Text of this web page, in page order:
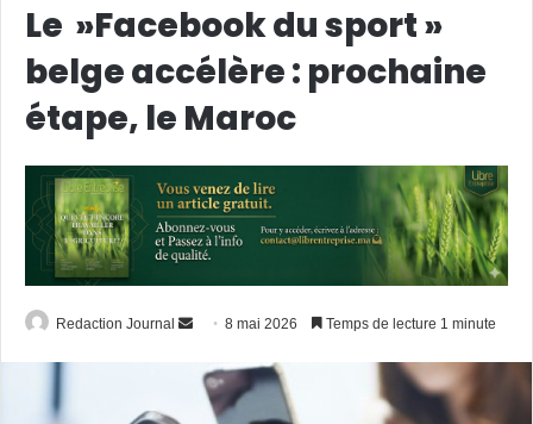
Le »Facebook du sport »
belge accélère : prochaine
étape, le Maroc
Redaction Journal
Envoyer
courriel
8 mai 2026 Temps de lecture 1 minute